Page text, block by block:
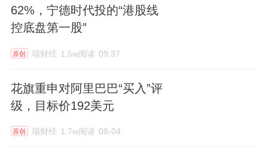
62%，宁德时代投的“港股线
控底盘第一股”
原创 瑞财经 1.5w阅读 09:37
花旗重申对阿里巴巴“买入”评
级，目标价192美元
原创 瑞财经 1.7w阅读 08-04